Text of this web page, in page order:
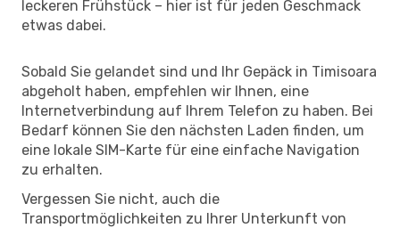
leckeren Frühstück – hier ist für jeden Geschmack
etwas dabei.
Sobald Sie gelandet sind und Ihr Gepäck in Timisoara
abgeholt haben, empfehlen wir Ihnen, eine
Internetverbindung auf Ihrem Telefon zu haben. Bei
Bedarf können Sie den nächsten Laden finden, um
eine lokale SIM-Karte für eine einfache Navigation
zu erhalten.
Vergessen Sie nicht, auch die
Transportmöglichkeiten zu Ihrer Unterkunft von